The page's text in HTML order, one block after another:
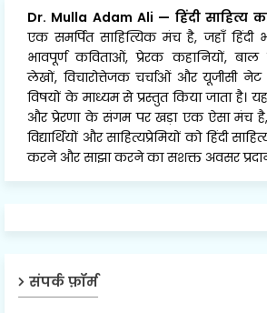
Dr. Mulla Adam Ali — हिंदी साहित्य
एक समर्पित साहित्यिक मंच है, जहाँ हिंदी
भावपूर्ण कविताओं, प्रेरक कहानियों, बाल
लेखों, विचारोत्तेजक चर्चाओं और यूजीसी
विषयों के माध्यम से प्रस्तुत किया जाता है। यह
और प्रेरणा के संगम पर खड़ा एक ऐसा मंच
विद्यार्थियों और साहित्यप्रेमियों को हिंदी
करने और साझा करने का सशक्त अवसर
संपर्क फ़ॉर्म